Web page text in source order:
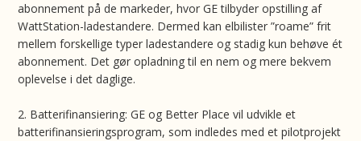
abonnement på de markeder, hvor GE tilbyder opstilling af
WattStation-ladestandere. Dermed kan elbilister ”roame” frit
mellem forskellige typer ladestandere og stadig kun behøve ét
abonnement. Det gør opladning til en nem og mere bekvem
oplevelse i det daglige.
2. Batterifinansiering: GE og Better Place vil udvikle et
batterifinansieringsprogram, som indledes med et pilotprojekt